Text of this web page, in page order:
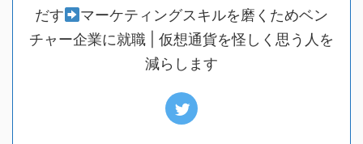
だす
マーケティングスキルを磨くためベン
チャー企業に就職 | 仮想通貨を怪しく思う人を
減らします